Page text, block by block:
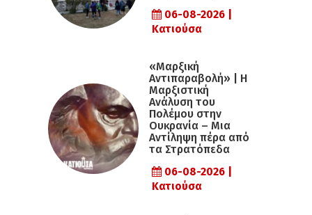
06-08-2026 |
Κατιούσα
«Μαρξική
Αντιπαραβολή» | Η
Μαρξιστική
Ανάλυση του
Πολέμου στην
Ουκρανία – Μια
Αντίληψη πέρα από
τα Στρατόπεδα
06-08-2026 |
Κατιούσα